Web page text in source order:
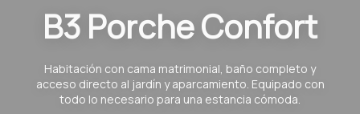
B3 Porche Confort
Habitación con cama matrimonial, baño completo y
acceso directo al jardín y aparcamiento. Equipado con
todo lo necesario para una estancia cómoda.